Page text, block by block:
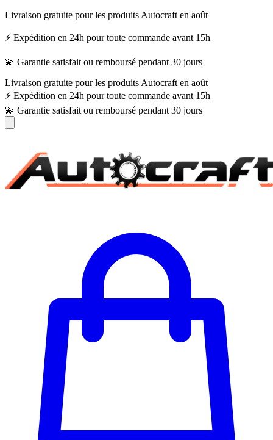
Livraison gratuite pour les produits Autocraft en août
⚡ Expédition en 24h pour toute commande avant 15h
💫 Garantie satisfait ou remboursé pendant 30 jours
Livraison gratuite pour les produits Autocraft en août
⚡ Expédition en 24h pour toute commande avant 15h
💫 Garantie satisfait ou remboursé pendant 30 jours